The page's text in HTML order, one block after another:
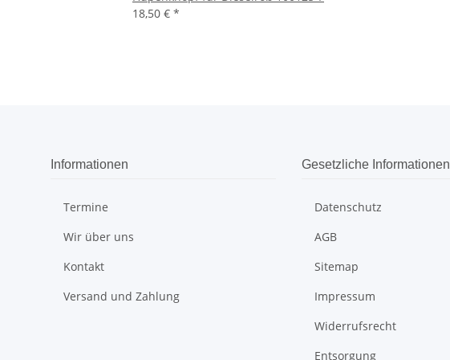
18,50 € *
Informationen
Termine
Wir über uns
Kontakt
Versand und Zahlung
Gesetzliche Informationen
Datenschutz
AGB
Sitemap
Impressum
Widerrufsrecht
Entsorgung